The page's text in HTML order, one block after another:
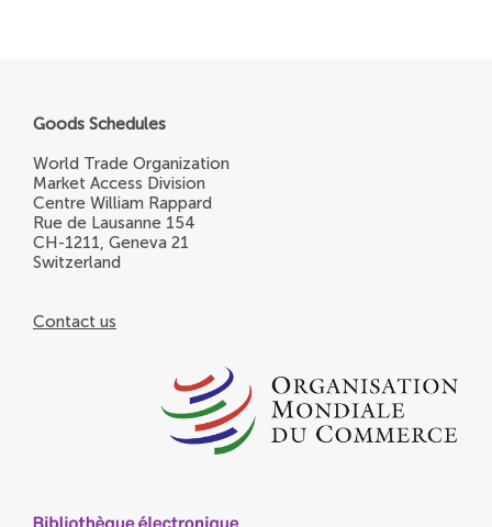
Goods Schedules
World Trade Organization
Market Access Division
Centre William Rappard
Rue de Lausanne 154
CH-1211, Geneva 21
Switzerland
Contact us